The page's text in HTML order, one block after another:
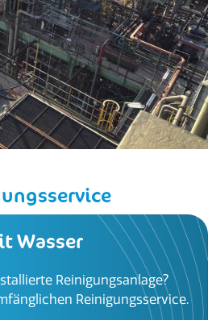
Wasser
Reinigungsanlage?
Reinigungsservice.